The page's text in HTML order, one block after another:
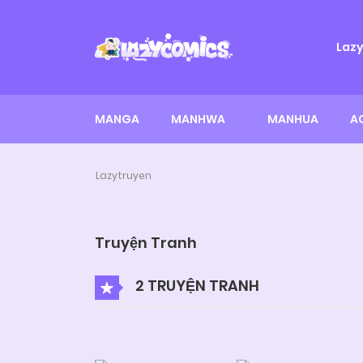
MANGA MANHWA MANHUA
Lazytruyen
Truyện Tranh
2 TRUYỆN TRANH